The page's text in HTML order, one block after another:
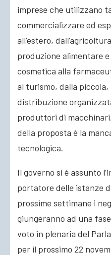
imprese che utilizzano
commercializzare ed
all’estero,
produzione alimentare
cosmetica alla
al turismo, dalla piccola,
distribuzione
produttori di
della proposta è la
tecnologica.
Il governo si è assunto
portatore delle istanze
prossime settimane i
giungeranno ad una
voto in plenaria del
per il prossimo 22